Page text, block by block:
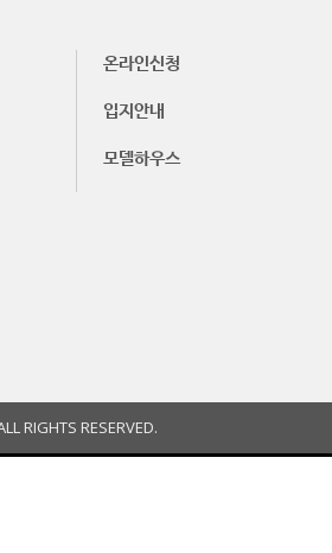
온라인신청
입지안내
모델하우스
RIGHTS RESERVED.